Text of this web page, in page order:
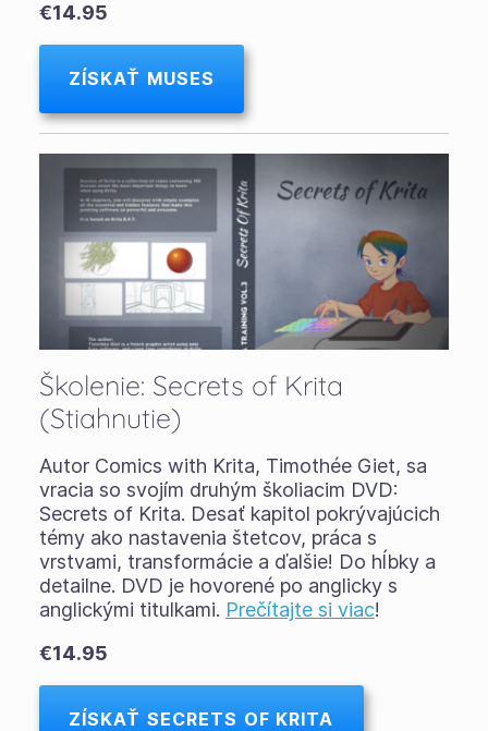
€14.95
ZÍSKAŤ MUSES
Školenie: Secrets of Krita
(Stiahnutie)
Autor Comics with Krita, Timothée Giet, sa
vracia so svojím druhým školiacim DVD:
Secrets of Krita. Desať kapitol pokrývajúcich
témy ako nastavenia štetcov, práca s
vrstvami, transformácie a ďalšie! Do hĺbky a
detailne. DVD je hovorené po anglicky s
anglickými titulkami. Prečítajte si viac!
€14.95
ZÍSKAŤ SECRETS OF KRITA